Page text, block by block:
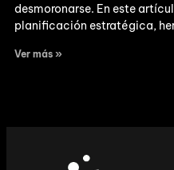
desmoronarse. En este
planificación estratégica,
Ver más »